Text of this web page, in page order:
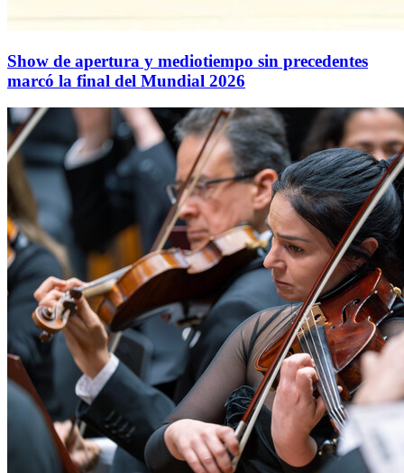
Show de apertura y mediotiempo sin precedentes
marcó la final del Mundial 2026